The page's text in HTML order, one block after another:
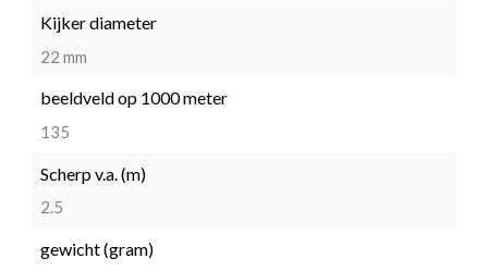
Kijker diameter
22 mm
beeldveld op 1000 meter
135
Scherp v.a. (m)
2.5
gewicht (gram)